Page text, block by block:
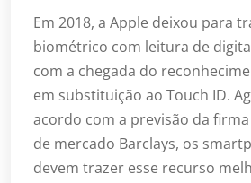
Em 2018, a Apple deixou para
biométrico com leitura de
com a chegada do
em substituição ao Touch ID.
acordo com a previsão da
de mercado Barclays, os
devem trazer esse recurso